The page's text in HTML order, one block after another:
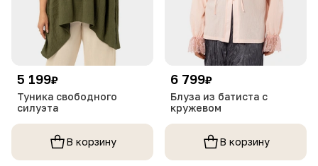
5 199₽
Туника свободного
силуэта
В корзину
6 799₽
Блуза из батиста с
кружевом
В корзину